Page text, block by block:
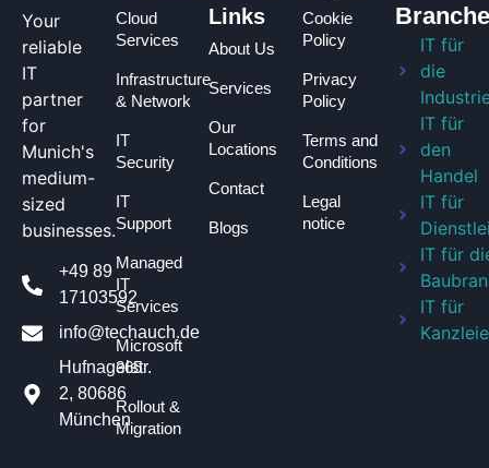
Your
reliable
IT
partner
for
Munich's
medium-
sized
businesses.
+49 89
17103592
info@techauch.de
Hufnagelstr.
2, 80686
München
Cloud
Services
Infrastructure
& Network
IT
Security
IT
Support
Managed
IT
Services
Microsoft
365
Rollout &
Migration
Links
About Us
Services
Our
Locations
Contact
Blogs
Cookie
Policy
Privacy
Policy
Terms and
Conditions
Legal
notice
IT für
die
IT für
den
Handel
IT für
IT für
IT für